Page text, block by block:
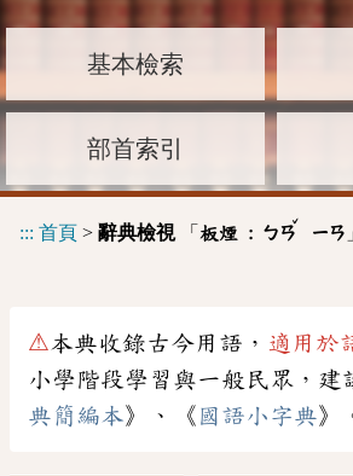
基本檢索
部首索引
::: 首頁 > 辭典檢視「 板煙 : ㄅㄢ
ˇ
ㄧㄢ
⚠本典收錄古今用語， 適用於
小學階段學習與一般民眾，建
典簡編本》、《 國語小字典》